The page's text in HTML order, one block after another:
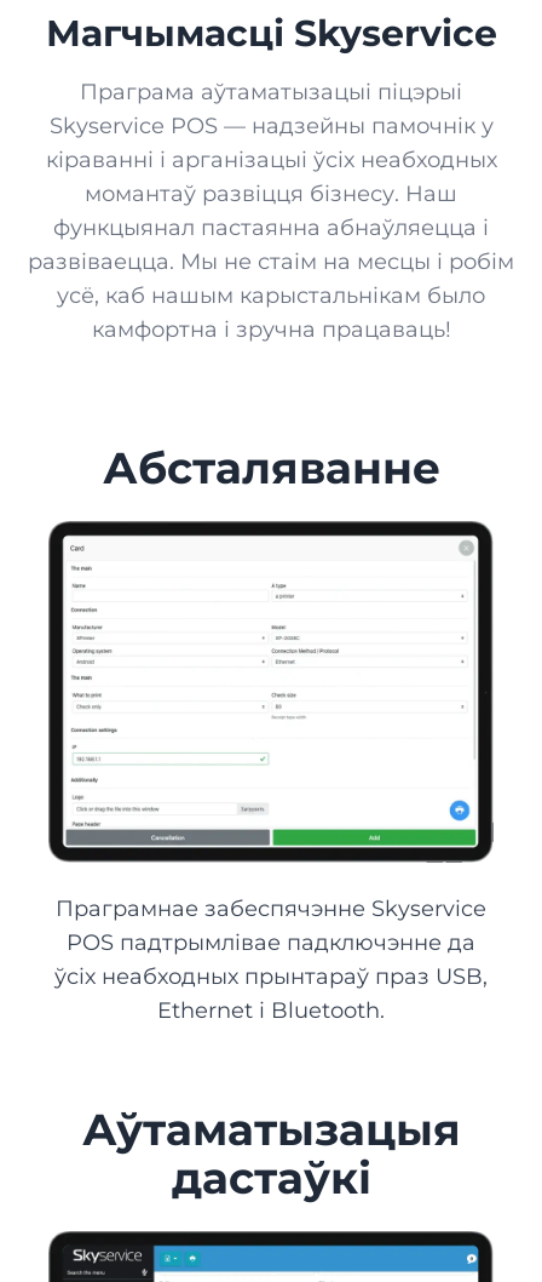
Магчымасці Skyservice
Праграма аўтаматызацыі піцэрыі
Skyservice POS — надзейны памочнік у
кіраванні і арганізацыі ўсіх неабходных
момантаў развіцця бізнесу. Наш
функцыянал пастаянна абнаўляецца і
развіваецца. Мы не стаім на месцы і робім
усё, каб нашым карыстальнікам было
камфортна і зручна працаваць!
Абсталяванне
Праграмнае забеспячэнне Skyservice
POS падтрымлівае падключэнне да
ўсіх неабходных прынтараў праз USB,
Ethernet і Bluetooth.
Аўтаматызацыя
дастаўкі